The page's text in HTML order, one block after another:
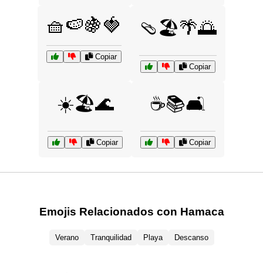
🧺🍉🍇🍓
Copiar
🩴🏖️🌴🌅
Copiar
☀️🏖️🌊
Copiar
☕📚🛋️
Copiar
Emojis Relacionados con Hamaca
Verano Tranquilidad Playa Descanso